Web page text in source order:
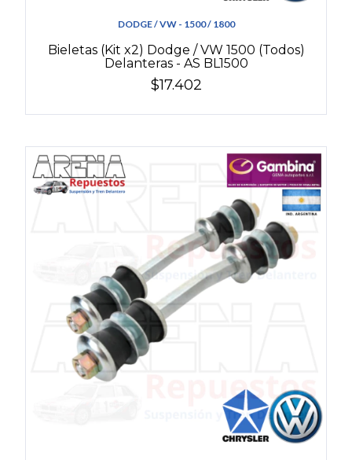
DODGE / VW - 1500 / 1800
Bieletas (Kit x2) Dodge / VW 1500 (Todos)
Delanteras - AS BL1500
$17.402